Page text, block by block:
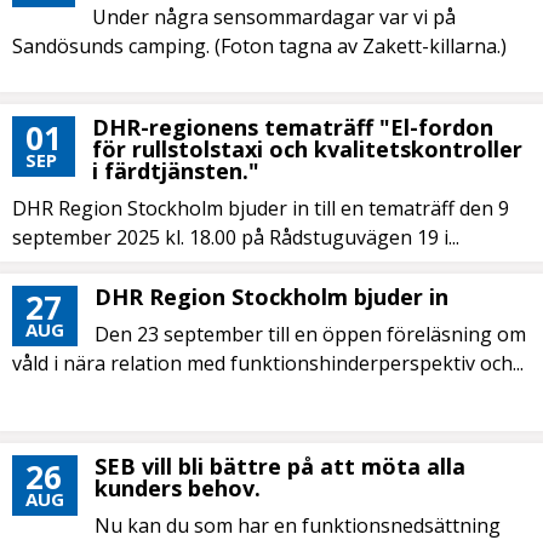
Under några sensommardagar var vi på
Sandösunds camping. (Foton tagna av Zakett-killarna.)
01
SEP
DHR-regionens tematräff "El-fordon
för rullstolstaxi och kvalitetskontroller
i färdtjänsten."
DHR Region Stockholm bjuder in till en tematräff den 9
september 2025 kl. 18.00 på Rådstuguvägen 19 i...
27
AUG
DHR Region Stockholm bjuder in
Den 23 september till en öppen föreläsning om
våld i nära relation med funktionshinderperspektiv och...
26
AUG
SEB vill bli bättre på att möta alla
kunders behov.
Nu kan du som har en funktionsnedsättning